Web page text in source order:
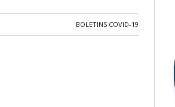
BOLETINS COVID-19